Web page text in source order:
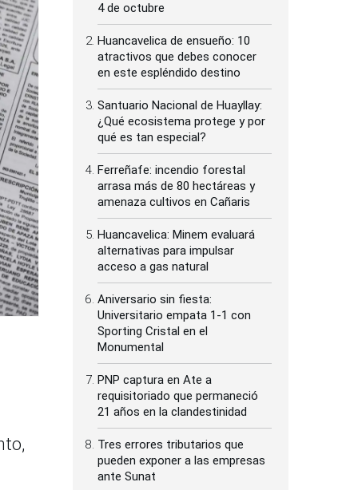
4 de octubre
Huancavelica de ensueño: 10
atractivos que debes conocer
en este espléndido destino
Santuario Nacional de Huayllay:
¿Qué ecosistema protege y por
qué es tan especial?
Ferreñafe: incendio forestal
arrasa más de 80 hectáreas y
amenaza cultivos en Cañaris
Huancavelica: Minem evaluará
alternativas para impulsar
acceso a gas natural
Aniversario sin fiesta:
Universitario empata 1-1 con
Sporting Cristal en el
Monumental
PNP captura en Ate a
requisitoriado que permaneció
21 años en la clandestinidad
Tres errores tributarios que
pueden exponer a las empresas
ante Sunat